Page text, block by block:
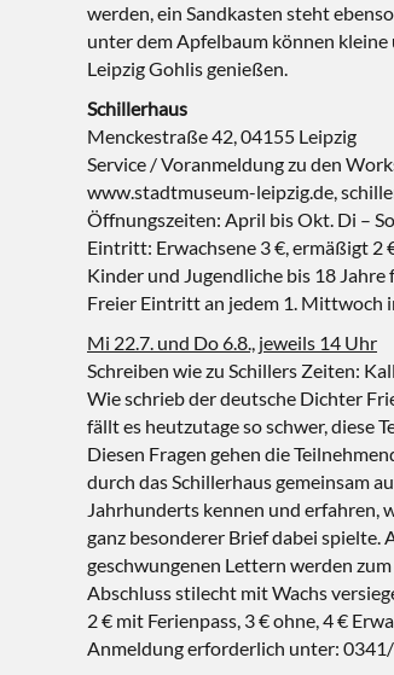
werden, ein Sandkasten steht
unter dem Apfelbaum können
Leipzig Gohlis genießen.
Schillerhaus
Menckestraße 42, 04155 Leipzig
Service / Voranmeldung zu den
www.stadtmuseum-leipzig.de,
Öffnungszeiten: April bis Okt. Di –
Eintritt: Erwachsene 3 €, ermäßigt 2
Kinder und Jugendliche bis 18 Jahre
Freier Eintritt an jedem 1. Mittwoch
Mi 22.7. und Do 6.8., jeweils 14 Uhr
Schreiben wie zu Schillers Zeiten:
Wie schrieb der deutsche Dichter
fällt es heutzutage so schwer, diese
Diesen Fragen gehen die
durch das Schillerhaus gemeinsam
Jahrhunderts kennen und erfahren,
ganz besonderer Brief dabei spielte.
geschwungenen Lettern werden zum
Abschluss stilecht mit Wachs
2 € mit Ferienpass, 3 € ohne, 4 €
Anmeldung erforderlich unter: